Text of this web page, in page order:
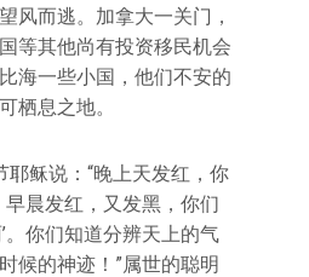
风而逃。加拿大一关门，
等其他尚有投资移民机会
海一些小国，他们不安的
栖息之地。
耶稣说：“晚上天发红，你
早晨发红，又发黑，你们
。你们知道分辨天上的气
候的神迹！”属世的聪明